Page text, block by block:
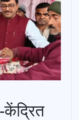
केंद्रित